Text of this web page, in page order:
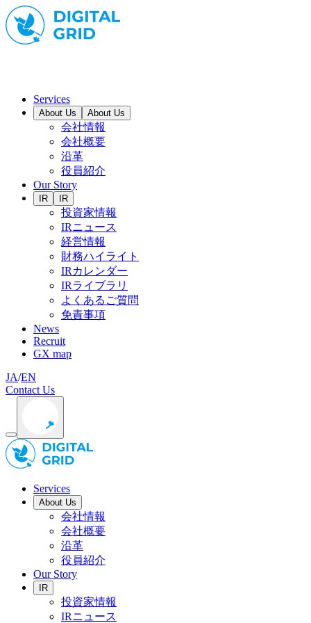
Services
About Us About Us
会社情報
会社概要
沿革
役員紹介
Our Story
IR IR
投資家情報
IRニュース
経営情報
財務ハイライト
IRカレンダー
IRライブラリ
よくあるご質問
免責事項
News
Recruit
GX map
JA/EN
Contact Us
Services
About Us
会社情報
会社概要
沿革
役員紹介
Our Story
IR
投資家情報
IRニュース